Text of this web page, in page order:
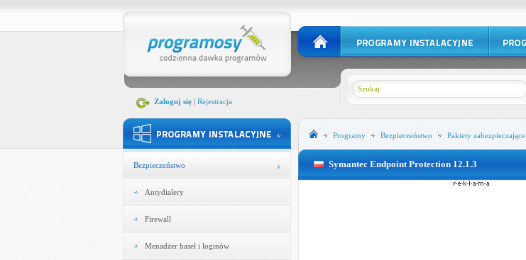
Zaloguj się| Rejestracja
Bezpieczeństwo
Antydialery
Firewall
Menadżer haseł i loginów
Programy Bezpieczeństwo Pakiety zabezpieczające
Symantec Endpoint Protection 12.1.3